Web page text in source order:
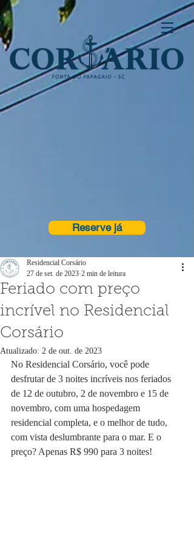
Reserve já
Feriado com preço
incrível no Residencial
Corsário
Residencial Corsário
27 de set. de 2023 2 min de leitura
Atualizado: 2 de out. de 2023
No Residencial Corsário, você pode
desfrutar de 3 noites incríveis nos feriados
de 12 de outubro, 2 de novembro e 15 de
novembro, com uma hospedagem
residencial completa, e o melhor de tudo,
com vista deslumbrante para o mar. E o
preço? Apenas R$ 990 para 3 noites!